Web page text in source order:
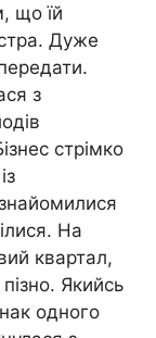
що їй
Дуже
з
стрімко
На
квартал,
Якийсь
одного